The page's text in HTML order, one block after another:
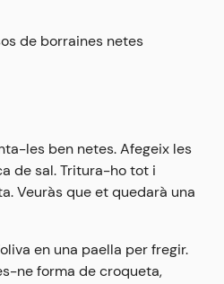
de borraines netes
les ben netes. Afegeix les
de sal. Tritura-ho tot i
Veuràs que et quedarà una
en una paella per fregir.
ne forma de croqueta,